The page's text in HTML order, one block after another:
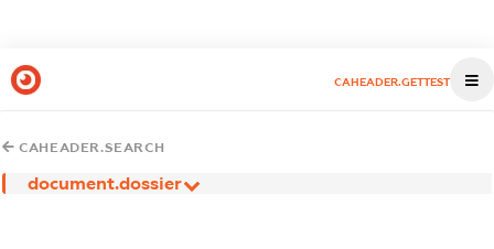
CAHEADER.GETTEST
CAHEADER.SEARCH
document.dossier